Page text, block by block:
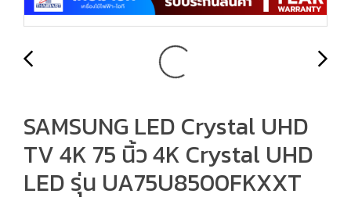
SAMSUNG LED Crystal UHD
TV 4K 75 นิ้ว 4K Crystal UHD
LED รุ่น UA75U8500FKXXT